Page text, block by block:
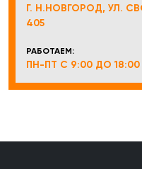
Г. Н.НОВГОРОД, УЛ.
405
РАБОТАЕМ:
ПН-ПТ С 9:00 ДО 18:00